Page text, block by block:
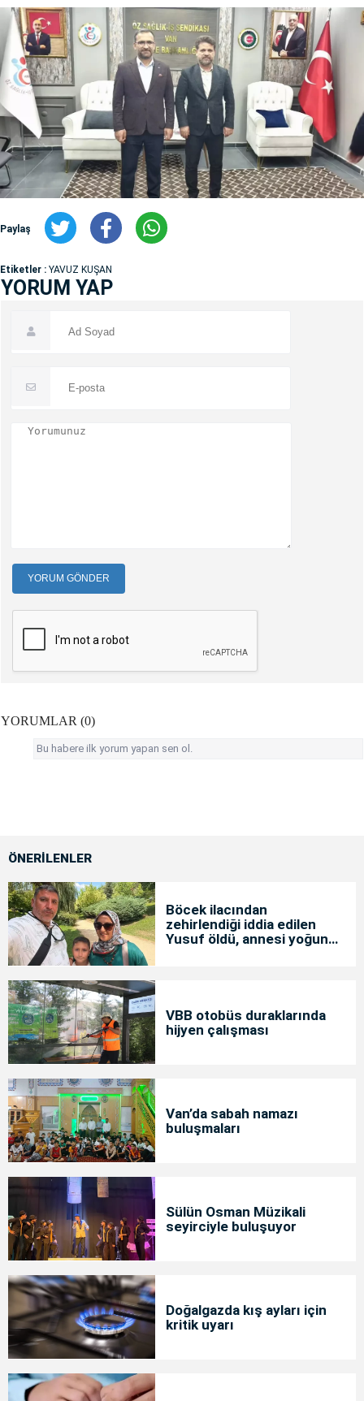
Paylaş
Etiketler : YAVUZ KUŞAN
YORUM YAP
YORUM GÖNDER
YORUMLAR (0)
Bu habere ilk yorum yapan sen ol.
ÖNERİLENLER
Böcek ilacından
zehirlendiği iddia edilen
Yusuf öldü, annesi yoğun
VBB otobüs duraklarında
hijyen çalışması
Van’da sabah namazı
buluşmaları
Sülün Osman Müzikali
seyirciyle buluşuyor
Doğalgazda kış ayları için
kritik uyarı